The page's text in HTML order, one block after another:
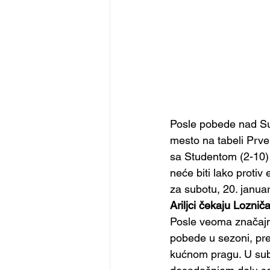
Posle pobede nad
mesto na tabeli
sa Studentom (2-
neće biti lako protiv
za subotu, 20.
Ariljci čekaju
Posle veoma
pobede u sezoni,
kućnom pragu. U